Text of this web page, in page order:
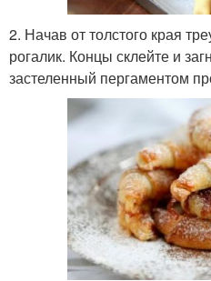
2. Начав от толстого края
рогалик. Концы склейте и
застеленный пергаментом